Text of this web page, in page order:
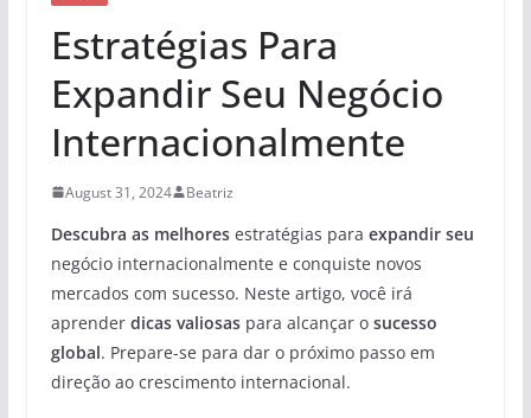
Estratégias Para
Expandir Seu Negócio
Internacionalmente
August 31, 2024 Beatriz
Descubra as melhoresestratégias para expandir seu
negócio internacionalmente e conquiste novos
mercados com sucesso. Neste artigo, você irá
aprender dicas valiosaspara alcançar o sucesso
global. Prepare-se para dar o próximo passo em
direção ao crescimento internacional.